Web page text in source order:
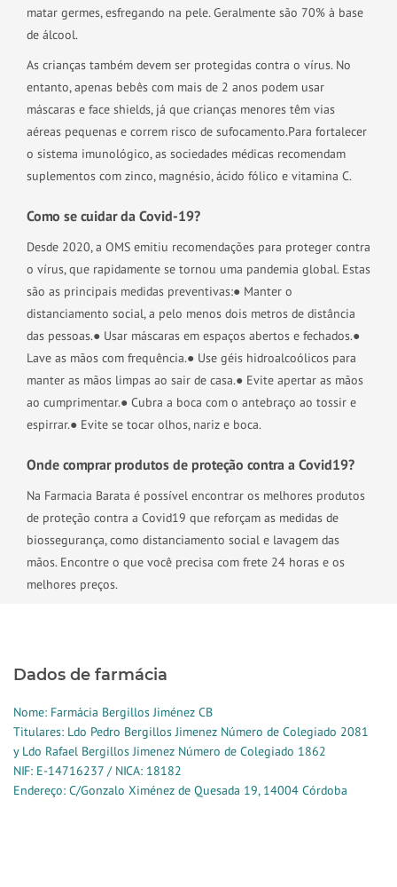
matar germes, esfregando na pele. Geralmente são 70% à base
de álcool.
As crianças também devem ser protegidas contra o vírus. No
entanto, apenas bebês com mais de 2 anos podem usar
máscaras e face shields, já que crianças menores têm vias
aéreas pequenas e correm risco de sufocamento.Para fortalecer
o sistema imunológico, as sociedades médicas recomendam
suplementos com zinco, magnésio, ácido fólico e vitamina C.
Como se cuidar da Covid-19?
Desde 2020, a OMS emitiu recomendações para proteger contra
o vírus, que rapidamente se tornou uma pandemia global. Estas
são as principais medidas preventivas:● Manter o
distanciamento social, a pelo menos dois metros de distância
das pessoas.● Usar máscaras em espaços abertos e fechados.●
Lave as mãos com frequência.● Use géis hidroalcoólicos para
manter as mãos limpas ao sair de casa.● Evite apertar as mãos
ao cumprimentar.● Cubra a boca com o antebraço ao tossir e
espirrar.● Evite se tocar olhos, nariz e boca.
Onde comprar produtos de proteção contra a Covid19?
Na Farmacia Barata é possível encontrar os melhores produtos
de proteção contra a Covid19 que reforçam as medidas de
biossegurança, como distanciamento social e lavagem das
mãos. Encontre o que você precisa com frete 24 horas e os
melhores preços.
Dados de farmácia
Nome: Farmácia Bergillos Jiménez CB
Titulares: Ldo Pedro Bergillos Jimenez Número de Colegiado 2081
y Ldo Rafael Bergillos Jimenez Número de Colegiado 1862
NIF: E-14716237 / NICA: 18182
Endereço: C/Gonzalo Ximénez de Quesada 19, 14004 Córdoba